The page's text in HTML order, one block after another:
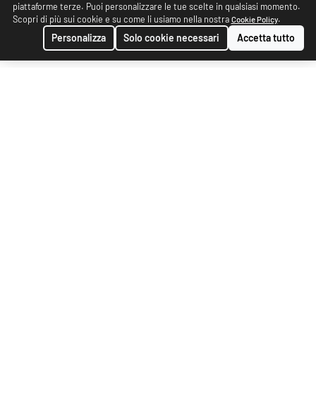
piattaforme terze. Puoi personalizzare le tue scelte in qualsiasi momento.
Scopri di più sui cookie e su come li usiamo nella nostra Cookie Policy.
Personalizza Solo cookie necessari Accetta tutto